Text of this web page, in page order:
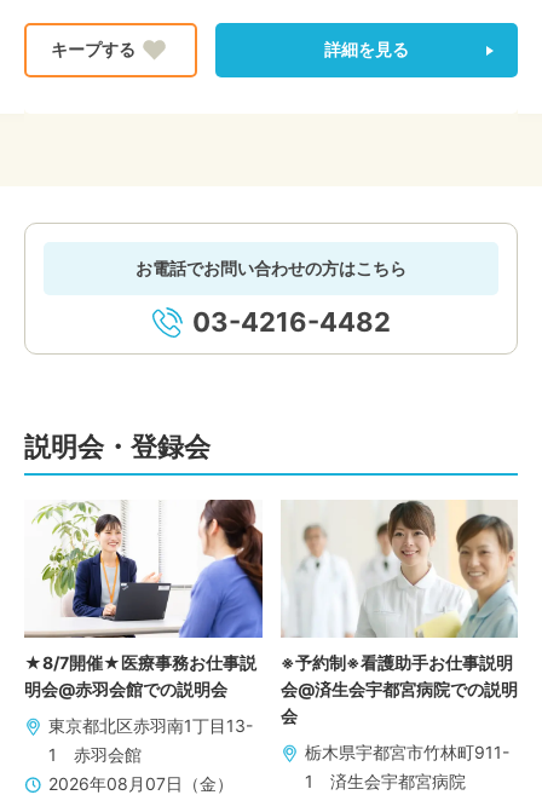
詳細を見る
お電話でお問い合わせの方はこちら
03-4216-4482
説明会・登録会
★8/7開催★医療事務お仕事説
明会@赤羽会館での説明会
東京都北区赤羽南1丁目13-
1 赤羽会館
2026年08月07日（金）
※予約制※看護助手お仕事説明
会@済生会宇都宮病院での説明
会
栃木県宇都宮市竹林町911-
1 済生会宇都宮病院